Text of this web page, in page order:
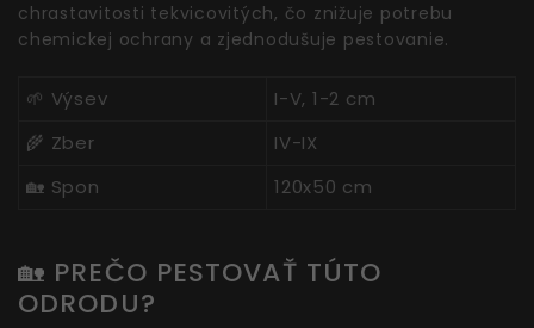
chrastavitosti tekvicovitých, čo znižuje potrebu
chemickej ochrany a zjednodušuje pestovanie.
🌱 Výsev
I-V, 1-2 cm
🌾 Zber
IV-IX
🏡 Spon
120x50 cm
🏡 PREČO PESTOVAŤ TÚTO
ODRODU?